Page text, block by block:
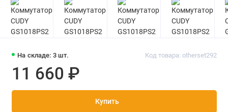
На складе: 3 шт. Код товара: otherset292
11 660 ₽
Купить